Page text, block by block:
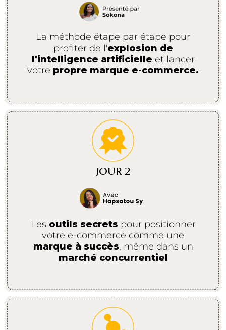
La méthode étape par étape pour
profiter de l'explosion de
l'intelligence artificielle et lancer
votre propre marque e-commerce.
JOUR 2
Les outils secrets pour positionner
votre e-commerce comme une
marque à succès, même dans un
marché concurrentiel